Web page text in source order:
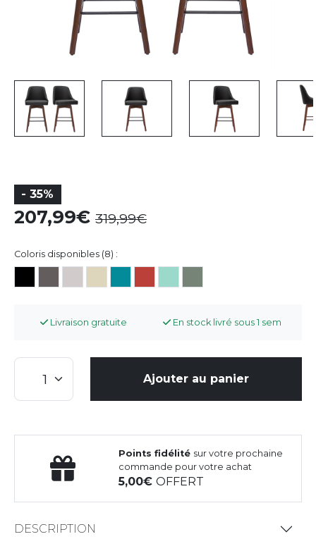
- 35%
207,99 319,99
Coloris disponibles (8) :
Livraison gratuite En stock livré sous 1 sem
Ajouter au panier
Points fidélité sur votre prochaine
commande pour votre achat
5,00OFFERT
DESCRIPTION